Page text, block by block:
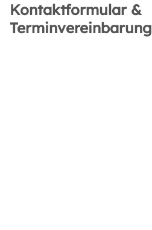
Kontaktformular &
Terminvereinbarung